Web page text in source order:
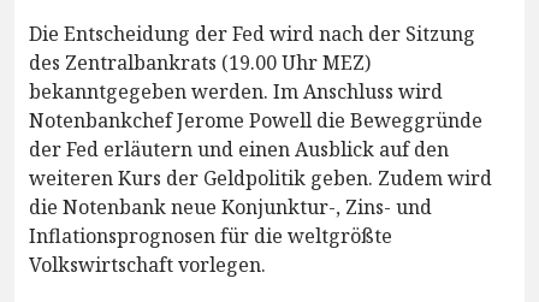
Die Entscheidung der Fed wird nach der Sitzung
des Zentralbankrats (19.00 Uhr MEZ)
bekanntgegeben werden. Im Anschluss wird
Notenbankchef Jerome Powell die Beweggründe
der Fed erläutern und einen Ausblick auf den
weiteren Kurs der Geldpolitik geben. Zudem wird
die Notenbank neue Konjunktur-, Zins- und
Inflationsprognosen für die weltgrößte
Volkswirtschaft vorlegen.